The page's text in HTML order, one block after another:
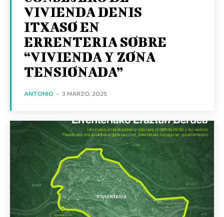
VIVIENDA DENIS
ITXASO EN
ERRENTERIA SOBRE
“VIVIENDA Y ZONA
TENSIONADA”
ANTONIO - 3 MARZO, 2025